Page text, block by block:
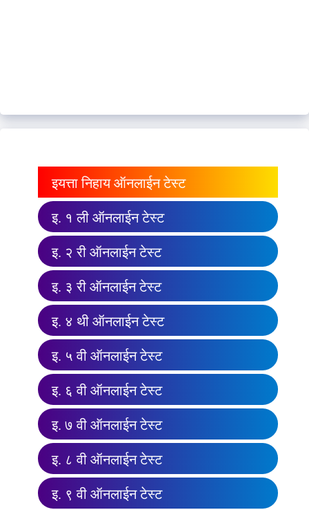
इयत्ता निहाय ऑनलाईन टेस्ट
इ. १ ली ऑनलाईन टेस्ट
इ. २ री ऑनलाईन टेस्ट
इ. ३ री ऑनलाईन टेस्ट
इ. ४ थी ऑनलाईन टेस्ट
इ. ५ वी ऑनलाईन टेस्ट
इ. ६ वी ऑनलाईन टेस्ट
इ. ७ वी ऑनलाईन टेस्ट
इ. ८ वी ऑनलाईन टेस्ट
इ. ९ वी ऑनलाईन टेस्ट